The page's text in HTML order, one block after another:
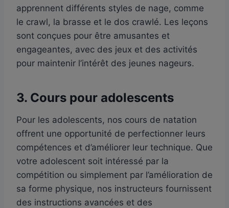
apprennent différents styles de nage, comme
le crawl, la brasse et le dos crawlé. Les leçons
sont conçues pour être amusantes et
engageantes, avec des jeux et des activités
pour maintenir l’intérêt des jeunes nageurs.
3. Cours pour adolescents
Pour les adolescents, nos cours de natation
offrent une opportunité de perfectionner leurs
compétences et d’améliorer leur technique. Que
votre adolescent soit intéressé par la
compétition ou simplement par l’amélioration de
sa forme physique, nos instructeurs fournissent
des instructions avancées et des